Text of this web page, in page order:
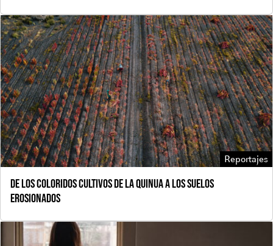
Reportajes
De los coloridos cultivos de la quinua a los suelos
erosionados